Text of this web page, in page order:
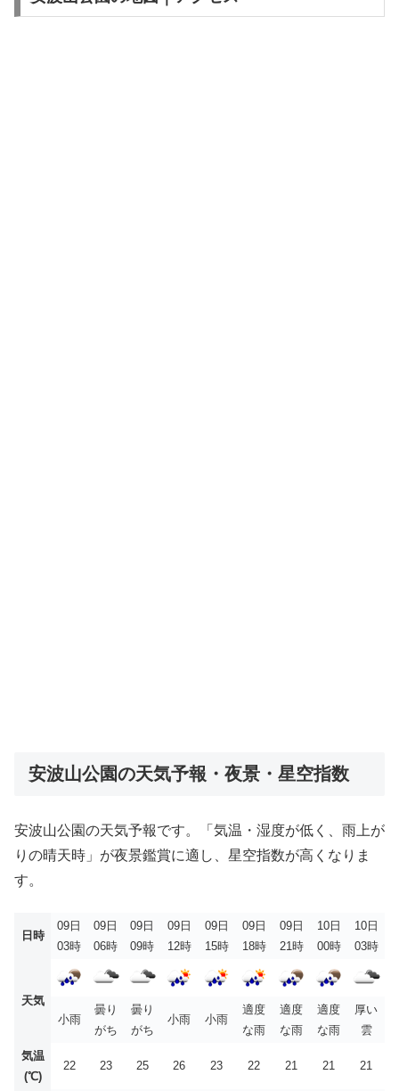
安波山公園の天気予報・夜景・星空指数
安波山公園の天気予報です。「気温・湿度が低く、雨上が
りの晴天時」が夜景鑑賞に適し、星空指数が高くなりま
す。
日時
09日
03時
09日
06時
09日
09時
09日
12時
09日
15時
09日
18時
09日
21時
10日
00時
10日
03時
天気
小雨
曇り
がち
曇り
がち
小雨 小雨
適度
な雨
適度
な雨
適度
な雨
厚い
雲
気温
(℃)
22 23 25 26 23 22 21 21 21